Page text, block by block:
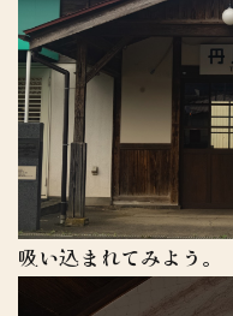
吸い込まれてみよう。